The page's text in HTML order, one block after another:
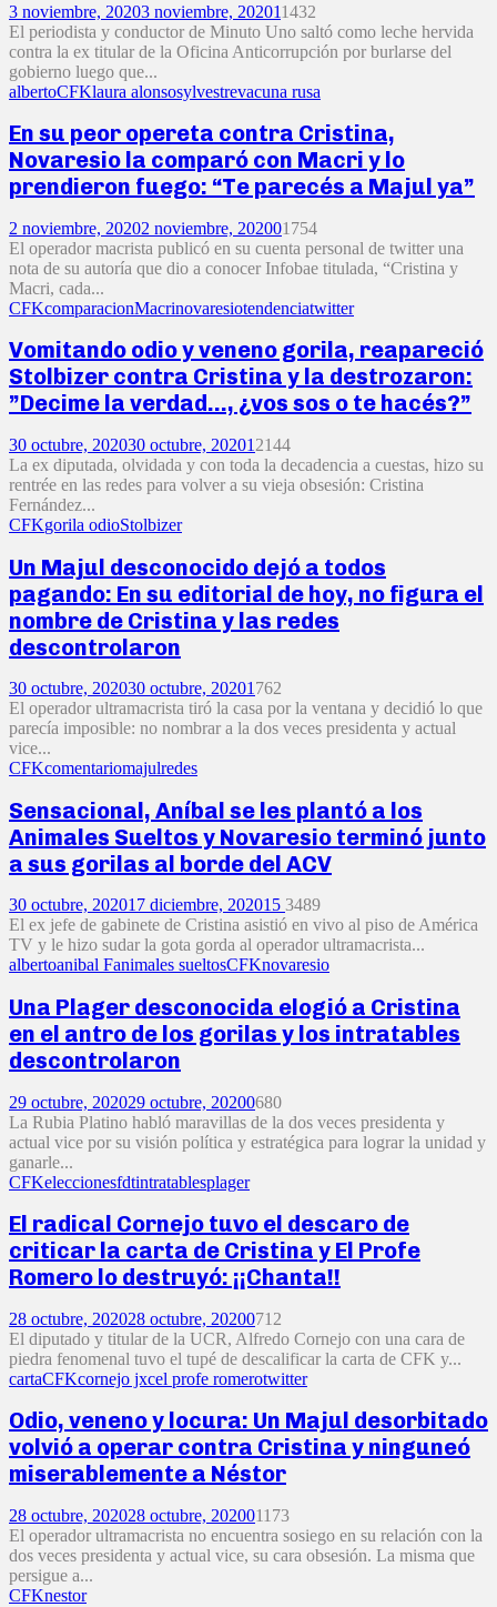
3 noviembre, 20203 noviembre, 202011432
El periodista y conductor de Minuto Uno saltó como leche hervida
contra la ex titular de la Oficina Anticorrupción por burlarse del
gobierno luego que...
albertoCFKlaura alonsosylvestrevacuna rusa
En su peor opereta contra Cristina,
Novaresio la comparó con Macri y lo
prendieron fuego: “Te parecés a Majul ya”
2 noviembre, 20202 noviembre, 202001754
El operador macrista publicó en su cuenta personal de twitter una
nota de su autoría que dio a conocer Infobae titulada, “Cristina y
Macri, cada...
CFKcomparacionMacrinovaresiotendenciatwitter
Vomitando odio y veneno gorila, reapareció
Stolbizer contra Cristina y la destrozaron:
”Decime la verdad…, ¿vos sos o te hacés?”
30 octubre, 202030 octubre, 20201 2144
La ex diputada, olvidada y con toda la decadencia a cuestas, hizo su
rentrée en las redes para volver a su vieja obsesión: Cristina
Fernández...
CFKgorila odioStolbizer
Un Majul desconocido dejó a todos
pagando: En su editorial de hoy, no figura el
nombre de Cristina y las redes
descontrolaron
30 octubre, 202030 octubre, 20201 762
El operador ultramacrista tiró la casa por la ventana y decidió lo que
parecía imposible: no nombrar a la dos veces presidenta y actual
vice...
CFKcomentariomajulredes
Sensacional, Aníbal se les plantó a los
Animales Sueltos y Novaresio terminó junto
a sus gorilas al borde del ACV
30 octubre, 202017 diciembre, 202015 3489
El ex jefe de gabinete de Cristina asistió en vivo al piso de América
TV y le hizo sudar la gota gorda al operador ultramacrista...
albertoanibal Fanimales sueltosCFKnovaresio
Una Plager desconocida elogió a Cristina
en el antro de los gorilas y los intratables
descontrolaron
29 octubre, 202029 octubre, 20200680
La Rubia Platino habló maravillas de la dos veces presidenta y
actual vice por su visión política y estratégica para lograr la unidad y
ganarle...
CFKeleccionesfdtintratablesplager
El radical Cornejo tuvo el descaro de
criticar la carta de Cristina y El Profe
Romero lo destruyó: ¡¡Chanta!!
28 octubre, 202028 octubre, 20200712
El diputado y titular de la UCR, Alfredo Cornejo con una cara de
piedra fenomenal tuvo el tupé de descalificar la carta de CFK y...
cartaCFKcornejo jxcel profe romerotwitter
Odio, veneno y locura: Un Majul desorbitado
volvió a operar contra Cristina y ninguneó
miserablemente a Néstor
28 octubre, 202028 octubre, 202001173
El operador ultramacrista no encuentra sosiego en su relación con la
dos veces presidenta y actual vice, su cara obsesión. La misma que
persigue a...
CFKnestor